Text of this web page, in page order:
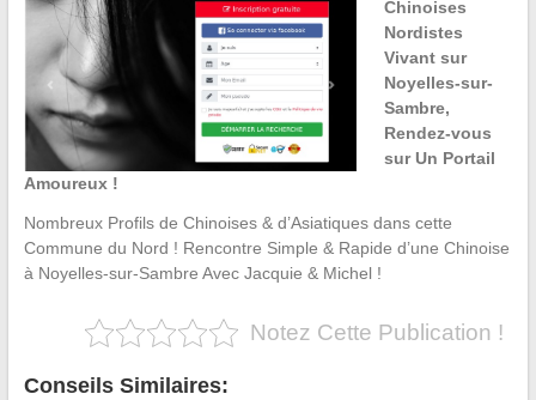
Chinoises
Nordistes
Vivant sur
Noyelles-sur-
Sambre,
Rendez-vous
sur Un Portail
Amoureux !
Nombreux Profils de Chinoises & d’Asiatiques dans cette
Commune du Nord ! Rencontre Simple & Rapide d’une Chinoise
à Noyelles-sur-Sambre Avec Jacquie & Michel !
Notez Cette Publication !
Conseils Similaires: